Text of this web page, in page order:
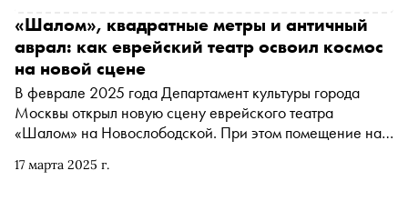
сайте mos.ru. Традиционно в этот день театры
приглашают зрителей лучше познакомиться с их
историей и репертуаром, предлагают новые форматы
представлений и приглашают за кулисы. «Сноб» выбрал
самые интересные мероприятия программы
17 марта 2025 г.
«Шалом», квадратные метры и античный
аврал: как еврейский театр освоил космос
на новой сцене
В феврале 2025 года Департамент культуры города
Москвы открыл новую сцену еврейского театра
«Шалом» на Новослободской. При этом помещение на
будет три сцены. Теперь один из самых быстро